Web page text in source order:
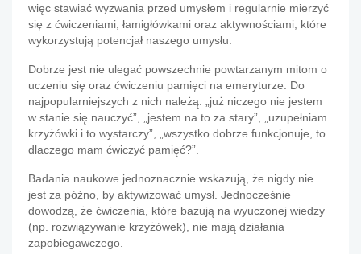
więc stawiać wyzwania przed umysłem i regularnie mierzyć
się z ćwiczeniami, łamigłówkami oraz aktywnościami, które
wykorzystują potencjał naszego umysłu.
Dobrze jest nie ulegać powszechnie powtarzanym mitom o
uczeniu się oraz ćwiczeniu pamięci na emeryturze.
Do
najpopularniejszych z nich należą: „już niczego nie jestem
w stanie się nauczyć”, „jestem na to za stary”, „uzupełniam
krzyżówki i to wystarczy”, „wszystko dobrze funkcjonuje, to
dlaczego mam ćwiczyć pamięć?”.
Badania naukowe jednoznacznie wskazują, że nigdy nie
jest za późno, by aktywizować umysł . Jednocześnie
dowodzą, że ćwiczenia, które bazują na wyuczonej wiedzy
(np. rozwiązywanie krzyżówek), nie mają działania
zapobiegawczego.